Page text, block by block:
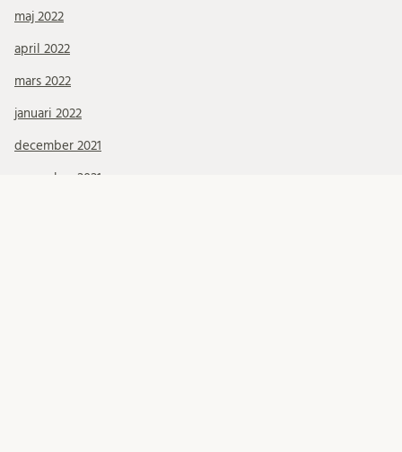
maj 2022
april 2022
mars 2022
januari 2022
december 2021
november 2021